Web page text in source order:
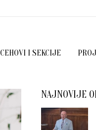
CEHOVI I SEKCIJE
NAJNOVIJE